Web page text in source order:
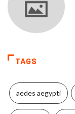
TAGS
aedes aegypti